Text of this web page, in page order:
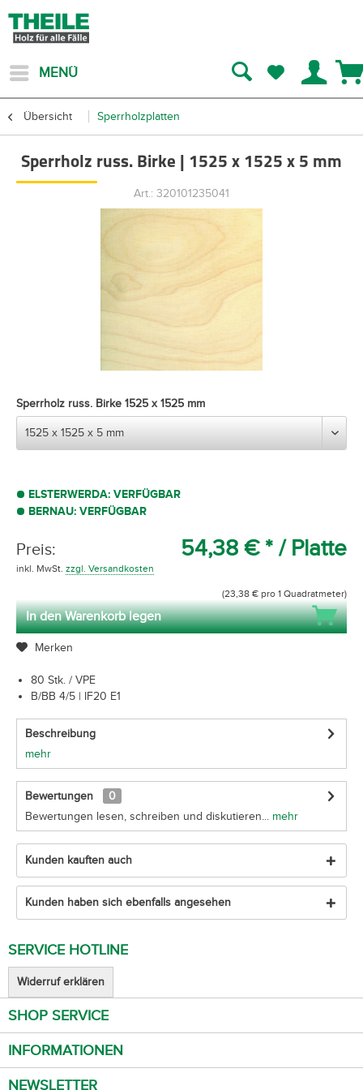
MENÜ
Übersicht Sperrholzplatten
Sperrholz russ. Birke | 1525 x 1525 x 5 mm
Art.: 320101235041
Sperrholz russ. Birke 1525 x 1525 mm
ELSTERWERDA: VERFÜGBAR
BERNAU: VERFÜGBAR
Preis: 54,38 € * / Platte
inkl. MwSt. zzgl. Versandkosten
(23,38 € pro 1 Quadratmeter)
In den Warenkorb legen
Merken
80 Stk. / VPE
B/BB 4/5 | IF20 E1
Beschreibung
mehr
Bewertungen
0
Bewertungen lesen, schreiben und diskutieren... mehr
Kunden kauften auch
Kunden haben sich ebenfalls angesehen
SERVICE HOTLINE
Widerruf erklären
SHOP SERVICE
INFORMATIONEN
NEWSLETTER